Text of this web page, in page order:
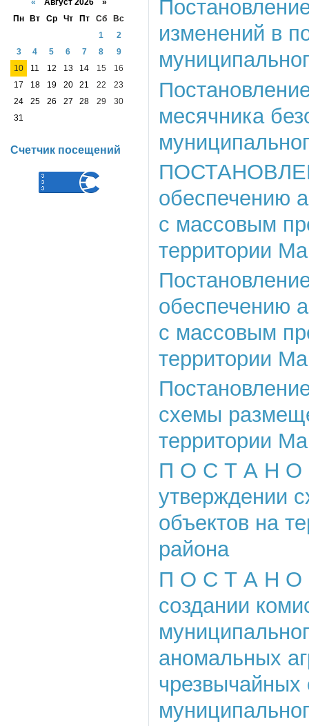
изменений в
месячника
обеспечению
с массовым
территории
обеспечению
с массовым
территории
схемы
территории
П О С Т А Н О
утверждении
объектов на
района
П О С Т А Н О
создании
аномальных
чрезвычайных
Пн
Вт Ср Чт Пт Сб
Вс
1
2
3
4 5 6 7 8
9
10
11 12 13 14 15
16
17
18 19 20 21 22
23
24
25 26 27 28 29
30
31
Счетчик посещений